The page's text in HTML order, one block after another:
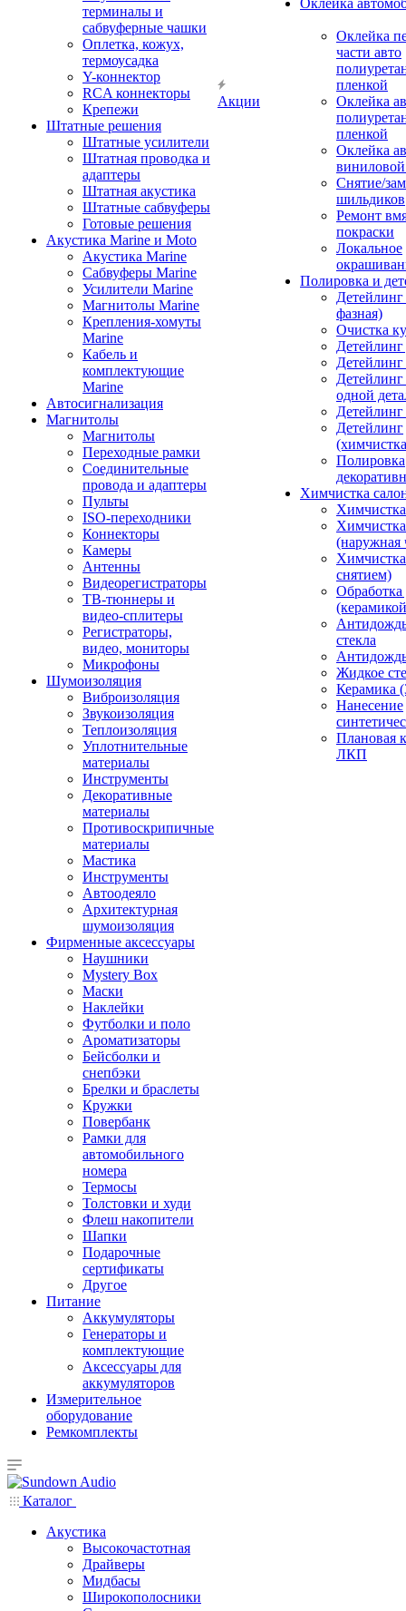
терминалы и
сабвуферные чашки
Оплетка, кожух,
термоусадка
Y-коннектор
RCA коннекторы
Крепежи
Штатные решения
Штатные усилители
Штатная проводка и
адаптеры
Штатная акустика
Штатные сабвуферы
Готовые решения
Акустика Marine и Moto
Акустика Marine
Сабвуферы Marine
Усилители Marine
Магнитолы Marine
Крепления-хомуты
Marine
Кабель и
комплектующие
Marine
Автосигнализация
Магнитолы
Магнитолы
Переходные рамки
Соединительные
провода и адаптеры
Пульты
ISO-переходники
Коннекторы
Камеры
Антенны
Видеорегистраторы
ТВ-тюннеры и
видео-сплитеры
Регистраторы,
видео, мониторы
Микрофоны
Шумоизоляция
Виброизоляция
Звукоизоляция
Теплоизоляция
Уплотнительные
материалы
Инструменты
Декоративные
материалы
Противоскрипичные
материалы
Мастика
Инструменты
Автоодеяло
Архитектурная
шумоизоляция
Фирменные аксессуары
Наушники
Mystery Box
Маски
Наклейки
Футболки и поло
Ароматизаторы
Бейсболки и
снепбэки
Брелки и браслеты
Кружки
Повербанк
Рамки для
автомобильного
номера
Термосы
Толстовки и худи
Флеш накопители
Шапки
Подарочные
сертификаты
Другое
Питание
Аккумуляторы
Генераторы и
комплектующие
Аксессуары для
аккумуляторов
Измерительное
оборудование
Ремкомплекты
Акции
Оклейка
Оклейка
части авто
пленкой
Оклейка
пленкой
Оклейка
Снятие/
шильдиков
Ремонт
покраски
Локальное
Полировка и
фазная)
Очистка
Детейлинг
одной
Детейлинг
Полировка
Химчистка
(наружная
снятием)
Обработка
стекла
Жидкое
Керамика
Нанесение
Плановая
ЛКП
Каталог
Акустика
Высокочастотная
Драйверы
Мидбасы
Широкополосники